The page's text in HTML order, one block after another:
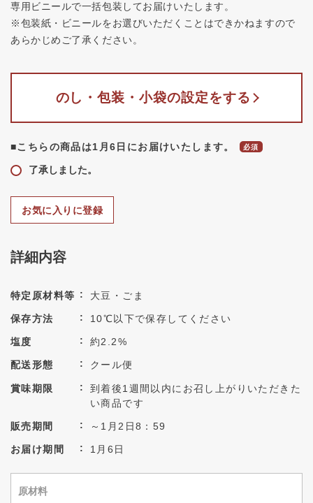
専用ビニールで一括包装してお届けいたします。
※包装紙・ビニールをお選びいただくことはできかねますので
あらかじめご了承ください。
のし・包装・小袋の設定をする
■こちらの商品は1月6日にお届けいたします。
了承しました。
お気に入りに登録
詳細内容
特定原材料等 大豆・ごま
保存方法 10℃以下で保存してください
塩度 約2.2%
配送形態 クール便
賞味期限
到着後1週間以内にお召し上がりいただきた
い商品です
販売期間 ～1月2日8：59
お届け期間 1月6日
原材料